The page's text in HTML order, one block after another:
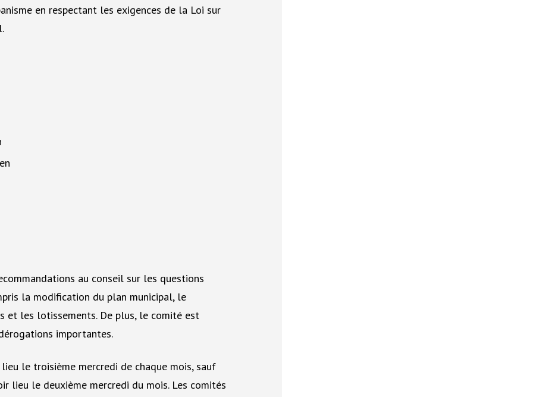
en respectant les exigences de la Loi sur
au conseil sur les questions
la modification du plan municipal, le
et les lotissements. De plus, le comité est
importantes.
le troisième mercredi de chaque mois, sauf
lieu le deuxième mercredi du mois. Les comités